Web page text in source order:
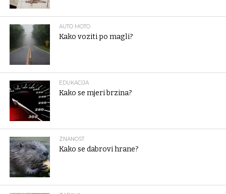
AUTO MOTO
Kako voziti po magli?
EDUKACIJA
Kako se mjeri brzina?
ZNANOST
Kako se dabrovi hrane?